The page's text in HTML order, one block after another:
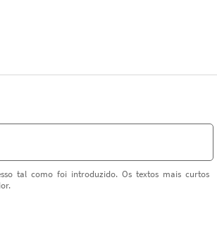
tal como foi introduzido. Os textos mais curtos